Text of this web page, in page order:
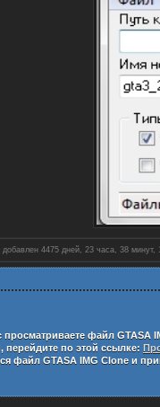
4475 дней, 23 часа, 38 минут,
просматриваете файл GTASA
перейдите по этой ссылке:
файл GTASA IMG Clone и